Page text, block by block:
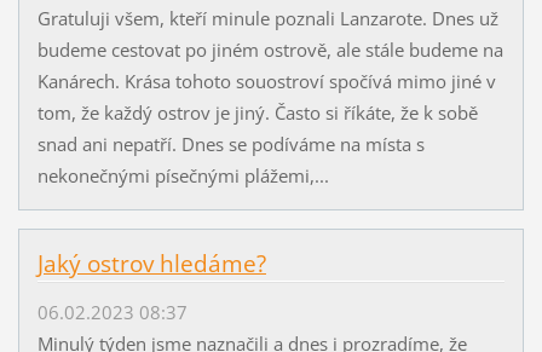
Gratuluji všem, kteří minule poznali Lanzarote. Dnes už
budeme cestovat po jiném ostrově, ale stále budeme na
Kanárech. Krása tohoto souostroví spočívá mimo jiné v
tom, že každý ostrov je jiný. Často si říkáte, že k sobě
snad ani nepatří. Dnes se podíváme na místa s
nekonečnými písečnými plážemi,...
Jaký ostrov hledáme?
06.02.2023 08:37
Minulý týden jsme naznačili a dnes i prozradíme, že